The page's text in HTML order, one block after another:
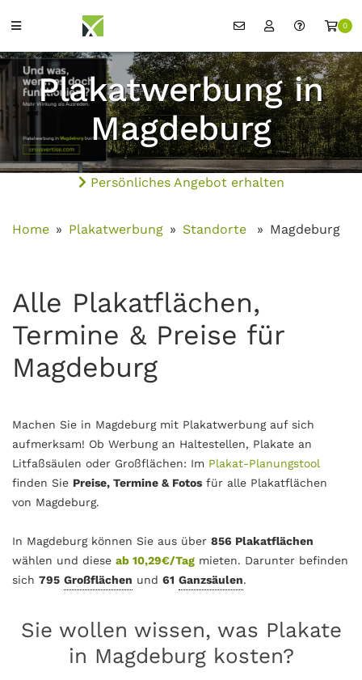
0
Plakatwerbung in
Magdeburg
Persönliches Angebot erhalten
Home Plakatwerbung Standorte Magdeburg
Alle Plakatflächen,
Termine & Preise für
Magdeburg
Machen Sie in Magdeburg mit Plakatwerbung auf sich
aufmerksam! Ob Werbung an Haltestellen, Plakate an
Litfaßsäulen oder Großflächen: Im Plakat-Planungstool
finden Sie Preise, Termine & Fotos für alle Plakatflächen
von Magdeburg.
In Magdeburg können Sie aus über 856 Plakatflächen
wählen und diese ab 10,29€/Tag mieten. Darunter befinden
sich 795 Großflächen und 61 Ganzsäulen.
Sie wollen wissen, was Plakate
in Magdeburg kosten?